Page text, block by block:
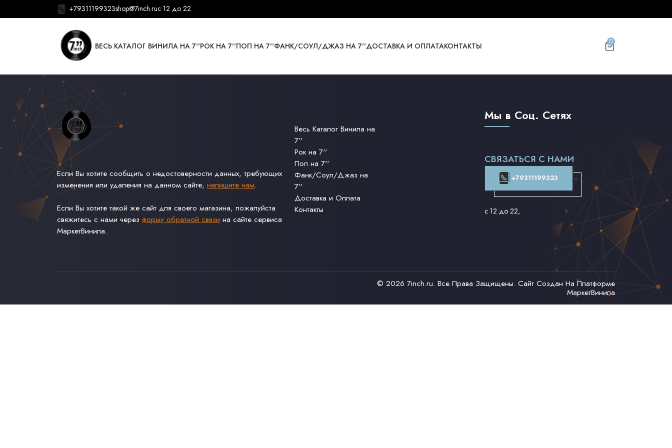
+79311199323shop@7inch.ruс 12 до 22
ВЕСЬ КАТАЛОГ ВИНИЛА НА 7''РОК НА 7''ПОП НА 7''ФАНК/СОУЛ/ДЖАЗ НА 7''ДОСТАВКА И ОПЛАТАКОНТАКТЫ 0
Если Вы хотите сообщить о недостоверности данных, требующих
изменения или удаления на данном сайте, напишите нам.
Если Вы хотите такой же сайт для своего магазина, пожалуйста
свяжитесь с нами через форму обратной связи на сайте сервиса
МаркетВинила.
Весь Каталог Винила на
7''
Рок на 7''
Поп на 7''
Фанк/Соул/Джаз на
7''
Доставка и Оплата
Контакты
Мы в Соц. Сетях
СВЯЗАТЬСЯ С НАМИ
+79311199323
с 12 до 22,
© 2026 7inch.ru. Все Права Защищены. Сайт Создан На Платформе
МаркетВинила